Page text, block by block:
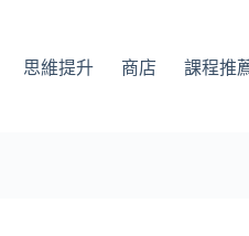
思維提升 商店 課程推